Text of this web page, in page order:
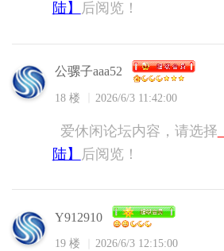
陆】
后阅览！
公骡子aaa52
18 楼 2026/6/3 11:42:00
爱休闲论坛内容，请选择
陆】
后阅览！
Y912910
19 楼 2026/6/3 12:15:00